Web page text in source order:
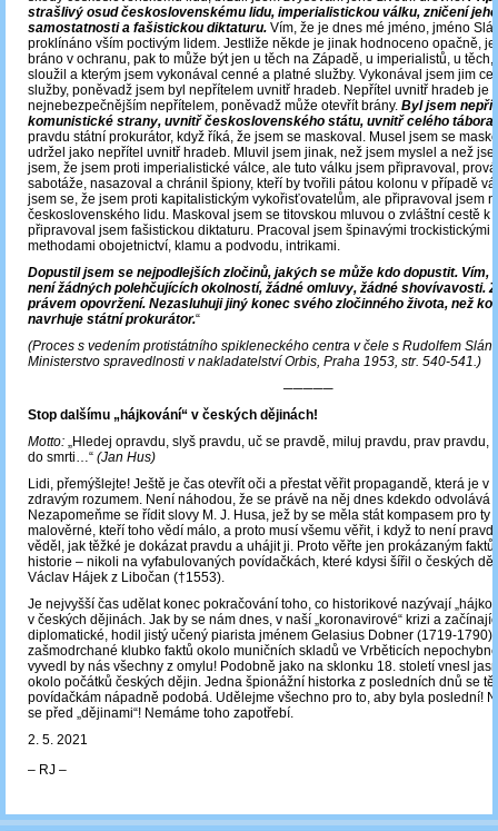
strašlivý osud československému lidu, imperialistickou válku, zničení jeho
samostatnosti a fašistickou diktaturu. Vím, že je dnes mé jméno, jméno
proklínáno vším poctivým lidem. Jestliže někde je jinak hodnoceno opačně,
bráno v ochranu, pak to může být jen u těch na Západě, u imperialistů, u těch,
sloužil a kterým jsem vykonával cenné a platné služby. Vykonával jsem jim
služby, poněvadž jsem byl nepřítelem uvnitř hradeb. Nepřítel uvnitř hradeb je
nejnebezpečnějším nepřítelem, poněvadž může otevřít brány. Byl jsem
komunistické strany, uvnitř československého státu, uvnitř celého tábora
pravdu státní prokurátor, když říká, že jsem se maskoval. Musel jsem se
udržel jako nepřítel uvnitř hradeb. Mluvil jsem jinak, než jsem myslel a než
jsem, že jsem proti imperialistické válce, ale tuto válku jsem připravoval,
sabotáže, nasazoval a chránil špiony, kteří by tvořili pátou kolonu v případě
jsem se, že jsem proti kapitalistickým vykořisťovatelům, ale připravoval jsem
československého lidu. Maskoval jsem se titovskou mluvou o zvláštní cestě k
připravoval jsem fašistickou diktaturu. Pracoval jsem špinavými trockistickými
methodami obojetnictví, klamu a podvodu, intrikami.
Dopustil jsem se nejpodlejších zločinů, jakých se může kdo dopustit. Vím,
není žádných polehčujících okolností, žádné omluvy, žádné shovívavosti.
právem opovržení. Nezasluhuji jiný konec svého zločinného života, než
navrhuje státní prokurátor.“
(Proces s vedením protistátního spikleneckého centra v čele s Rudolfem
Ministerstvo spravedlnosti v nakladatelství Orbis, Praha 1953, str. 540-541.)
─────
Stop dalšímu „hájkování“ v českých dějinách!
Motto: „Hledej opravdu, slyš pravdu, uč se pravdě, miluj pravdu, prav pravdu,
do smrti…“ (Jan Hus)
Lidi, přemýšlejte! Ještě je čas otevřít oči a přestat věřit propagandě, která je v
zdravým rozumem. Není náhodou, že se právě na něj dnes kdekdo odvolává
Nezapomeňme se řídit slovy M. J. Husa, jež by se měla stát kompasem pro ty
malověrné, kteří toho vědí málo, a proto musí všemu věřit, i když to není
věděl, jak těžké je dokázat pravdu a uhájit ji. Proto věřte jen prokázaným
historie – nikoli na vyfabulovaných povídačkách, které kdysi šířil o českých
Václav Hájek z Libočan (†1553).
Je nejvyšší čas udělat konec pokračování toho, co historikové nazývají
v českých dějinách. Jak by se nám dnes, v naší „koronavirové“ krizi a
diplomatické, hodil jistý učený piarista jménem Gelasius Dobner (1719-1790)!
zašmodrchané klubko faktů okolo muničních skladů ve Vrběticích
vyvedl by nás všechny z omylu! Podobně jako na sklonku 18. století vnesl
okolo počátků českých dějin. Jedna špionážní historka z posledních dnů se
povídačkám nápadně podobá. Udělejme všechno pro to, aby byla poslední!
se před „dějinami“! Nemáme toho zapotřebí.
2. 5. 2021
‒ RJ ‒